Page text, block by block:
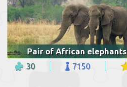
Pair of African elephants
30 7150